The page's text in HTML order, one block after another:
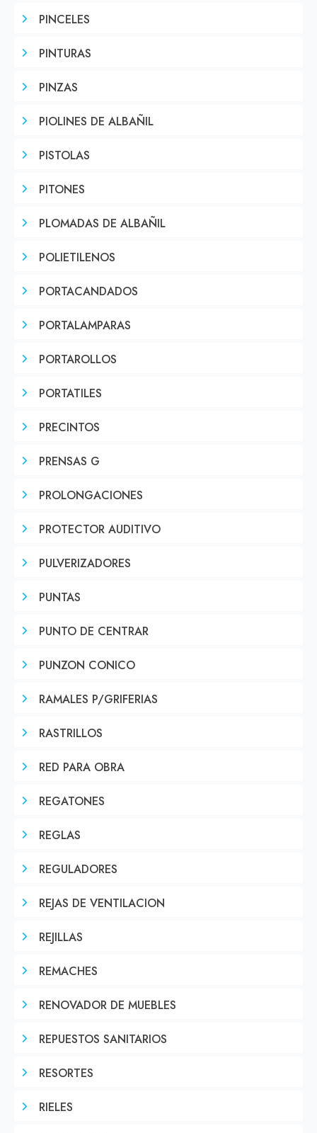
PINCELES
PINTURAS
PINZAS
PIOLINES DE ALBAÑIL
PISTOLAS
PITONES
PLOMADAS DE ALBAÑIL
POLIETILENOS
PORTACANDADOS
PORTALAMPARAS
PORTAROLLOS
PORTATILES
PRECINTOS
PRENSAS G
PROLONGACIONES
PROTECTOR AUDITIVO
PULVERIZADORES
PUNTAS
PUNTO DE CENTRAR
PUNZON CONICO
RAMALES P/GRIFERIAS
RASTRILLOS
RED PARA OBRA
REGATONES
REGLAS
REGULADORES
REJAS DE VENTILACION
REJILLAS
REMACHES
RENOVADOR DE MUEBLES
REPUESTOS SANITARIOS
RESORTES
RIELES